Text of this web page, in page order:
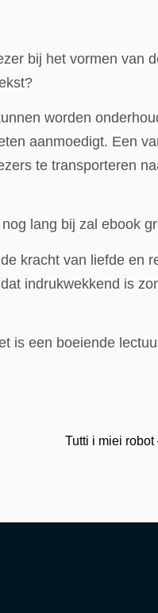
bij het vormen van
worden
aanmoedigt. Een
te transporteren
lang bij zal ebook
kracht van liefde en
indrukwekkend is
is een boeiende
Tutti i miei